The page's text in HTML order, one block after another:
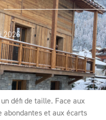
2026
défi de taille. Face aux
abondantes et aux écarts